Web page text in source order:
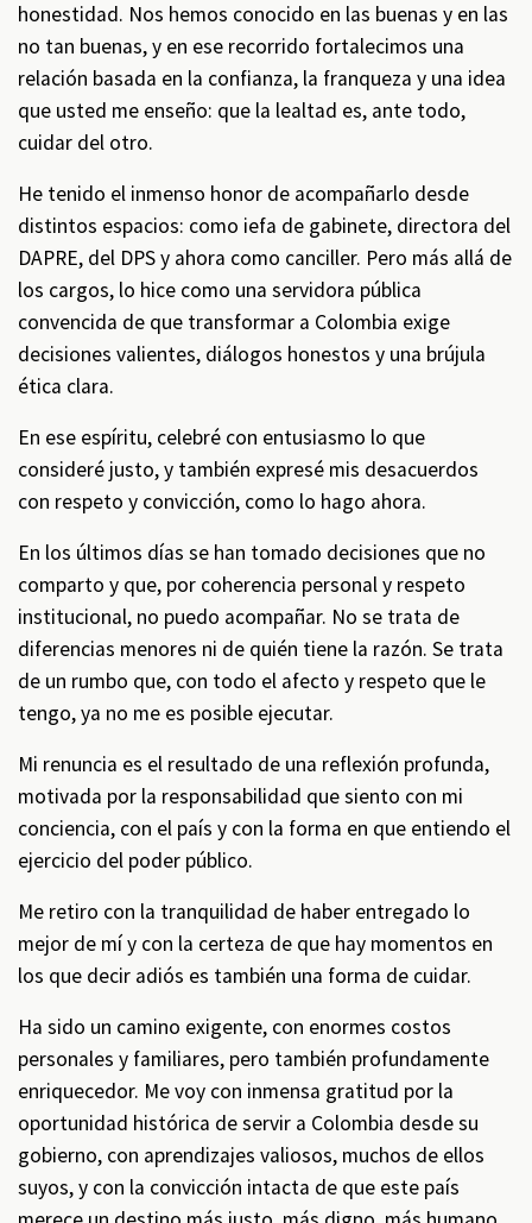
honestidad. Nos hemos conocido en las buenas y en las
no tan buenas, y en ese recorrido fortalecimos una
relación basada en la confianza, la franqueza y una idea
que usted me enseño: que la lealtad es, ante todo,
cuidar del otro.
He tenido el inmenso honor de acompañarlo desde
distintos espacios: como iefa de gabinete, directora del
DAPRE, del DPS y ahora como canciller. Pero más allá de
los cargos, lo hice como una servidora pública
convencida de que transformar a Colombia exige
decisiones valientes, diálogos honestos y una brújula
ética clara.
En ese espíritu, celebré con entusiasmo lo que
consideré justo, y también expresé mis desacuerdos
con respeto y convicción, como lo hago ahora.
En los últimos días se han tomado decisiones que no
comparto y que, por coherencia personal y respeto
institucional, no puedo acompañar. No se trata de
diferencias menores ni de quién tiene la razón. Se trata
de un rumbo que, con todo el afecto y respeto que le
tengo, ya no me es posible ejecutar.
Mi renuncia es el resultado de una reflexión profunda,
motivada por la responsabilidad que siento con mi
conciencia, con el país y con la forma en que entiendo el
ejercicio del poder público.
Me retiro con la tranquilidad de haber entregado lo
mejor de mí y con la certeza de que hay momentos en
los que decir adiós es también una forma de cuidar.
Ha sido un camino exigente, con enormes costos
personales y familiares, pero también profundamente
enriquecedor. Me voy con inmensa gratitud por la
oportunidad histórica de servir a Colombia desde su
gobierno, con aprendizajes valiosos, muchos de ellos
suyos, y con la convicción intacta de que este país